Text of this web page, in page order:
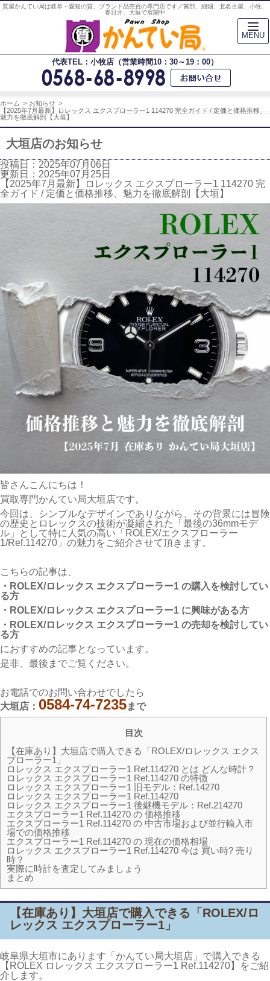
質屋かんてい局は岐阜・愛知の質、ブランド品売買の専門店です／茜部、細畑、北名古屋、小牧、
春日井、大垣で展開中
代表TEL：小牧店（営業時間10：30～19：00）
ホーム
お知らせ
【2025年7月最新】ロレックス エクスプローラー1 114270 完全ガイド / 定価と価格推移、
魅力を徹底解剖【大垣】
大垣店のお知らせ
投稿日：2025年07月06日
更新日：2025年07月25日
【2025年7月最新】ロレックス エクスプローラー1 114270 完
全ガイド / 定価と価格推移、魅力を徹底解剖【大垣】
皆さんこんにちは！
買取専門かんてい局大垣店です。
今回は、シンプルなデザインでありながら、その背景には冒険
の歴史とロレックスの技術が凝縮された「最後の36mmモデ
ル」として特に人気の高い「ROLEX/エクスプローラー
1/Ref.114270」の魅力をご紹介させて頂きます。
こちらの記事は、
・ROLEX/ロレックス エクスプローラー1 の購入を検討してい
る方
・ROLEX/ロレックス エクスプローラー1 に興味がある方
・ROLEX/ロレックス エクスプローラー1 の売却を検討してい
る方
におすすめの記事となっています。
是非、最後までご覧ください。
お電話でのお問い合わせでしたら
大垣店： 0584-74-7235まで
目次
【在庫あり】大垣店で購入できる「ROLEX/ロレックス エクス
プローラー1」
ロレックス エクスプローラー1 Ref.114270 とは どんな時計？
ロレックス エクスプローラー1 Ref.114270 の特徴
ロレックス エクスプローラー1 旧モデル：Ref.14270
ロレックス エクスプローラー1 Ref.114270
ロレックス エクスプローラー1 後継機モデル：Ref.214270
エクスプローラー1 Ref.114270 の 価格推移
エクスプローラー1 Ref.114270 の 中古市場および並行輸入市
場での価格推移
エクスプローラー1 Ref.114270 の 現在の価格相場
ロレックス エクスプローラー1 Ref.114270 今は 買い時? 売り
時？
実際に時計を査定してみましょう
まとめ
【在庫あり】大垣店で購入できる「ROLEX/ロ
レックス エクスプローラー1 」
岐阜県大垣市にあります「かんてい局大垣店」で購入できる
【ROLEX ロレックス エクスプローラー1 Ref.114270】をご紹
介します。
MENU